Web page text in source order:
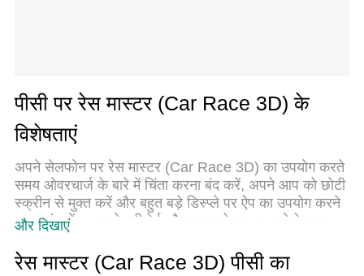
पीसी पर रेस मास्टर (Car Race 3D) के
विशेषताएं
अपने सेलफोन पर रेस मास्टर (Car Race 3D) का उपयोग करते
समय ओवरचार्ज के बारे में चिंता करना बंद करें, अपने आप को छोटी
स्क्रीन से मुक्त करें और बहुत बड़े डिस्प्ले पर ऐप का उपयोग करने
का आनंद लें। अब से, कीबोर्ड और माउस के साथ अपने ऐप का
आश्चर्यजनक सुविधाओं की पेशकश करता है जिनकी आपको उम्मीद
और दिखाएं
रेस मास्टर (Car Race 3D) पीसी का